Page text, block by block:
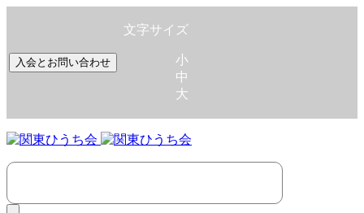
入会とお問い合わせ
文字サイズ
小
中
大